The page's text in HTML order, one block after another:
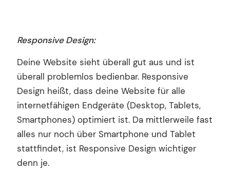
Responsive Design:
Deine Website sieht überall gut aus und ist
überall problemlos bedienbar. Responsive
Design heißt, dass deine Website für alle
internetfähigen Endgeräte (Desktop, Tablets,
Smartphones) optimiert ist. Da mittlerweile fast
alles nur noch über Smartphone und Tablet
stattfindet, ist Responsive Design wichtiger
denn je.